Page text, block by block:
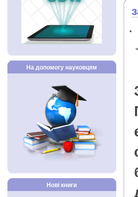
На допомогу науковцям
Нові книги